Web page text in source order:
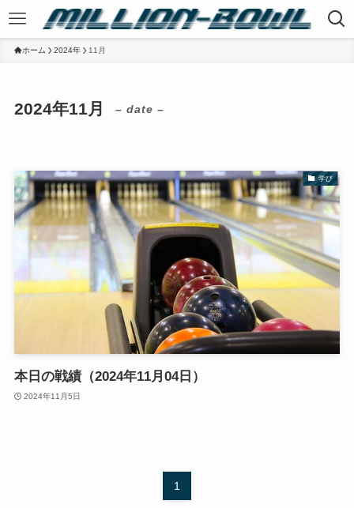
ホーム 2024年 11月
2024年11月 – date –
学び
本日の戦績（2024年11月04日）
2024年11月5日
1